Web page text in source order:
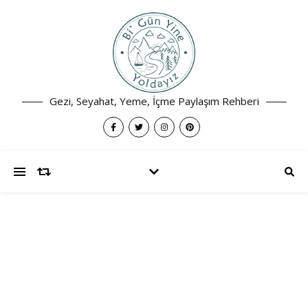
Gezi, Seyahat, Yeme, İçme Paylaşım Rehberi